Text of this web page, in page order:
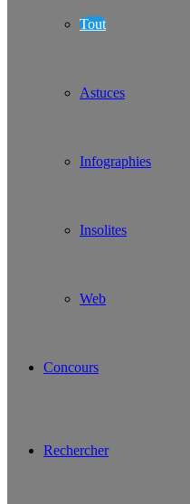
Tout
Astuces
Infographies
Insolites
Web
Concours
Rechercher